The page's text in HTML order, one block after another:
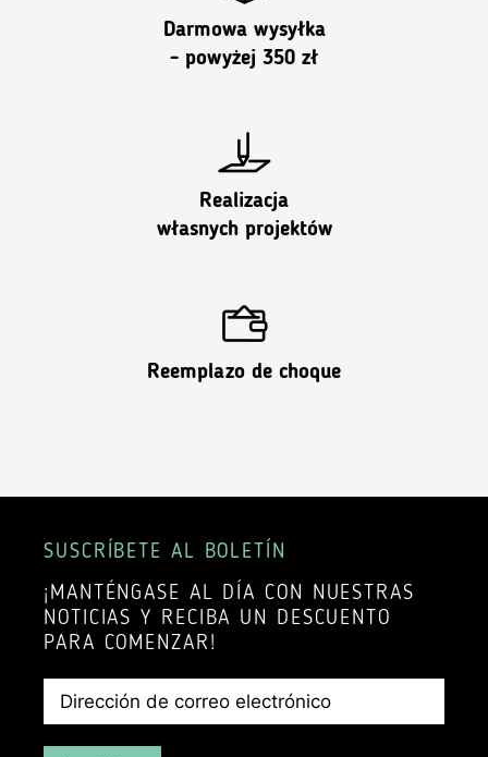
Darmowa wysyłka
- powyżej 350 zł
Realizacja
własnych projektów
Reemplazo de choque
SUSCRÍBETE AL BOLETÍN
¡MANTÉNGASE AL DÍA CON NUESTRAS
NOTICIAS Y RECIBA UN DESCUENTO
PARA COMENZAR!